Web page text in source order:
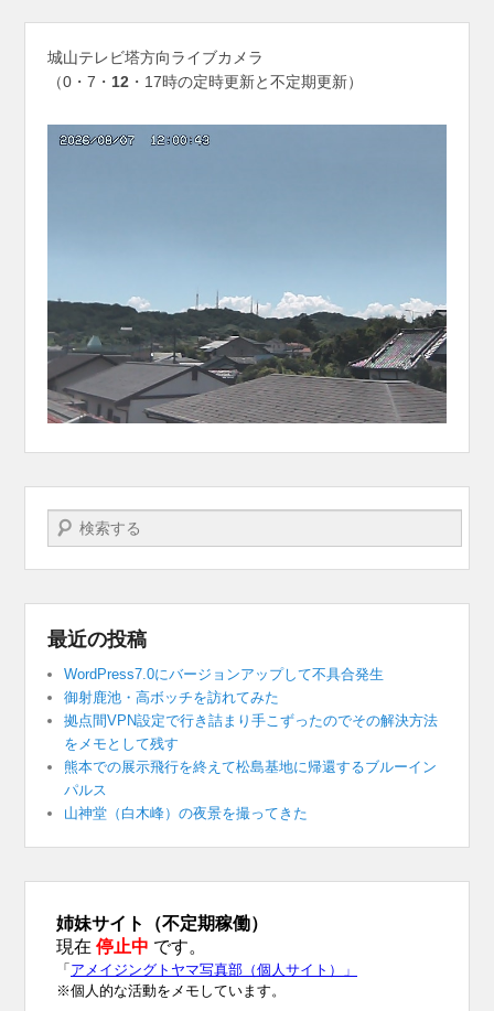
城山テレビ塔方向ライブカメラ
（0・7・ 12 ・17時の定時更新と不定期更新）
検索する
最近の投稿
WordPress7.0にバージョンアップして不具合発生
御射鹿池・高ボッチを訪れてみた
拠点間VPN設定で行き詰まり手こずったのでその解決方法
をメモとして残す
熊本での展示飛行を終えて松島基地に帰還するブルーイン
パルス
山神堂（白木峰）の夜景を撮ってきた